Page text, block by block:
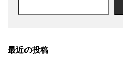
最近の投稿